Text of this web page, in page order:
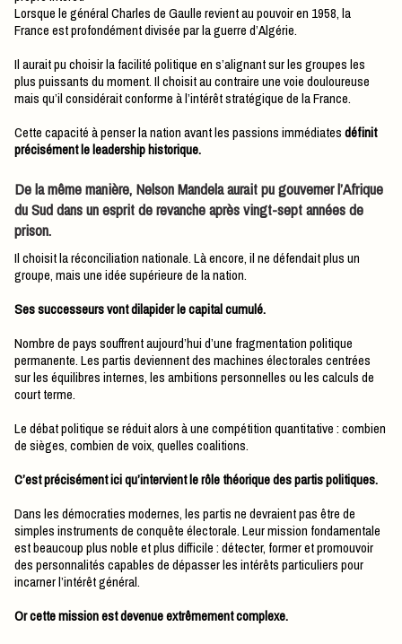
Lorsque le général Charles de Gaulle revient au pouvoir en 1958, la
France est profondément divisée par la guerre d’Algérie.
Il aurait pu choisir la facilité politique en s’alignant sur les groupes les
plus puissants du moment. Il choisit au contraire une voie douloureuse
mais qu’il considérait conforme à l’intérêt stratégique de la France.
Cette capacité à penser la nation avant les passions immédiatesdéfinit
précisément le leadership historique.
De la même manière, Nelson Mandela aurait pu gouverner l’Afrique
du Sud dans un esprit de revanche après vingt-sept années de
prison.
Il choisit la réconciliation nationale. Là encore, il ne défendait plus un
groupe, mais une idée supérieure de la nation.
Ses successeurs vont dilapider le capital cumulé.
Nombre de pays souffrent aujourd’hui d’une fragmentation politique
permanente. Les partis deviennent des machines électorales centrées
sur les équilibres internes, les ambitions personnelles ou les calculs de
court terme.
Le débat politique se réduit alors à une compétition quantitative : combien
de sièges, combien de voix, quelles coalitions.
C’est précisément ici qu’intervient le rôle théorique des partis politiques.
Dans les démocraties modernes, les partis ne devraient pas être de
simples instruments de conquête électorale. Leur mission fondamentale
est beaucoup plus noble et plus difficile : détecter, former et promouvoir
des personnalités capables de dépasser les intérêts particuliers pour
incarner l’intérêt général.
Or cette mission est devenue extrêmement complexe.